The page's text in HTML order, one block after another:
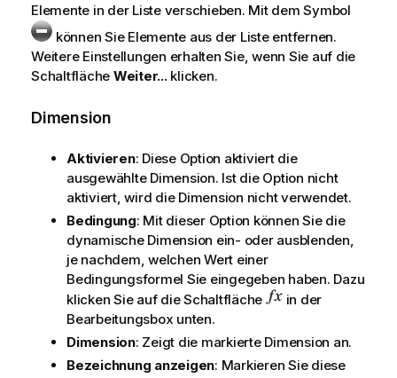
Elemente in der Liste verschieben. Mit dem Symbol
können Sie Elemente aus der Liste entfernen.
Weitere Einstellungen erhalten Sie, wenn Sie auf die
Schaltfläche Weiter...klicken.
Dimension
Aktivieren: Diese Option aktiviert die
ausgewählte Dimension. Ist die Option nicht
aktiviert, wird die Dimension nicht verwendet.
Bedingung: Mit dieser Option können Sie die
dynamische Dimension ein- oder ausblenden,
je nachdem, welchen Wert einer
Bedingungsformel Sie eingegeben haben. Dazu
klicken Sie auf die Schaltfläche
in der
Bearbeitungsbox unten.
Dimension: Zeigt die markierte Dimension an.
Bezeichnung anzeigen: Markieren Sie diese